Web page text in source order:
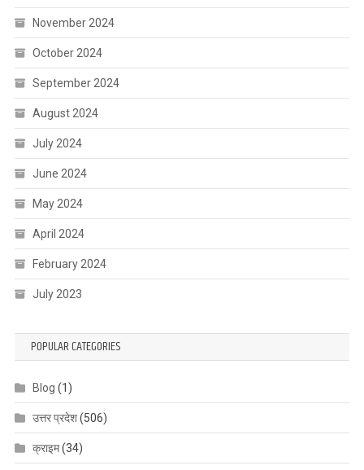
November 2024
October 2024
September 2024
August 2024
July 2024
June 2024
May 2024
April 2024
February 2024
July 2023
POPULAR CATEGORIES
Blog (1)
उत्तर प्रदेश(506)
क्राइम(34)